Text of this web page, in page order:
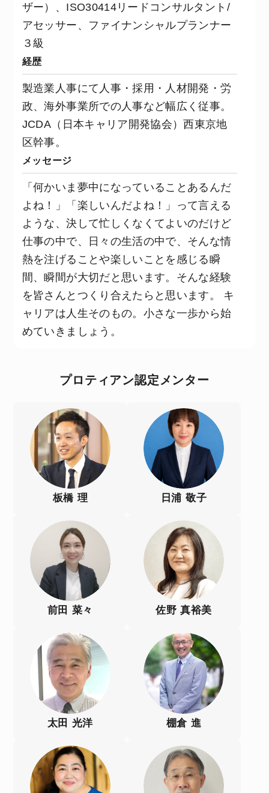
ザー）、ISO30414リードコンサルタント/
アセッサー、ファイナンシャルプランナー
３級
経歴
製造業人事にて人事・採用・人材開発・労
政、海外事業所での人事など幅広く従事。
JCDA（日本キャリア開発協会）西東京地
区幹事。
メッセージ
「何かいま夢中になっていることあるんだ
よね！」「楽しいんだよね！」って言える
ような、決して忙しくなくてよいのだけど
仕事の中で、日々の生活の中で、そんな情
熱を注げることや楽しいことを感じる瞬
間、瞬間が大切だと思います。そんな経験
を皆さんとつくり合えたらと思います。 キ
ャリアは人生そのもの。小さな一歩から始
めていきましょう。
プロティアン認定メンター
板橋 理 日浦 敬子
前田 菜々 佐野 真裕美
太田 光洋 棚倉 進